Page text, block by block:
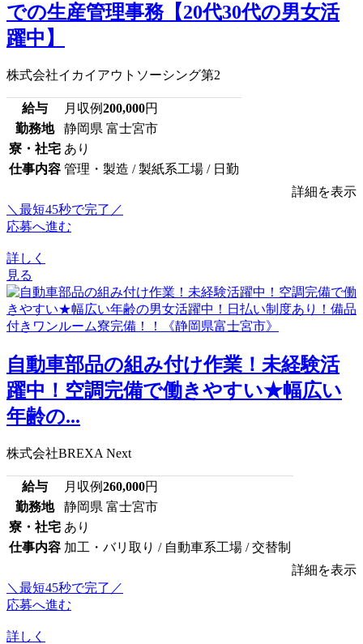
での生産管理事務【20代30代の男女活
躍中】
株式会社イカイアウトソーシング第2
給与 月収例200,000円
勤務地
静岡県 富士宮市
寮・社宅 あり
仕事内容 管理・製造 / 製紙系工場 / 日勤
詳細を表示
＼最短45秒で完了／
応募へ進む
詳しく
見る
自動車部品の組み付け作業！未経験活
躍中！空調完備で働きやすい★幅広い
年齢の...
株式会社BREXA Next
給与 月収例260,000円
勤務地
静岡県 富士宮市
寮・社宅 あり
仕事内容 加工・バリ取り / 自動車系工場 / 交替制
詳細を表示
＼最短45秒で完了／
応募へ進む
詳しく